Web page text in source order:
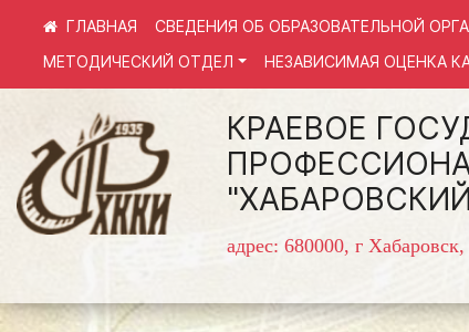
КРАЕВОЕ
адрес: 680000, г
СВЕДЕНИЯ ОБ ОБРАЗОВАТЕЛЬНОЙ
МЕТОДИЧЕСКИЙ ОТДЕЛ
НЕЗАВИСИМАЯ ОЦЕНКА